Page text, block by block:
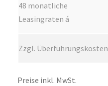
48 monatliche
Leasingraten á
Zzgl. Überführungskosten
Preise inkl. MwSt.